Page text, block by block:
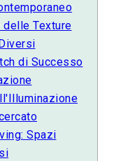
Texture
di Successo
Spazi